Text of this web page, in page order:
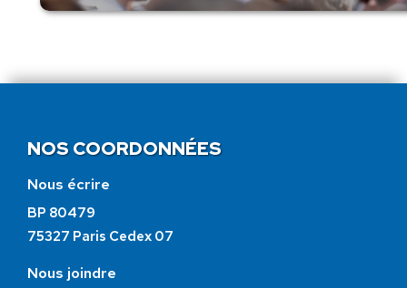
NOS COORDONNÉES
Nous écrire
BP 80479
75327 Paris Cedex 07
Nous joindre